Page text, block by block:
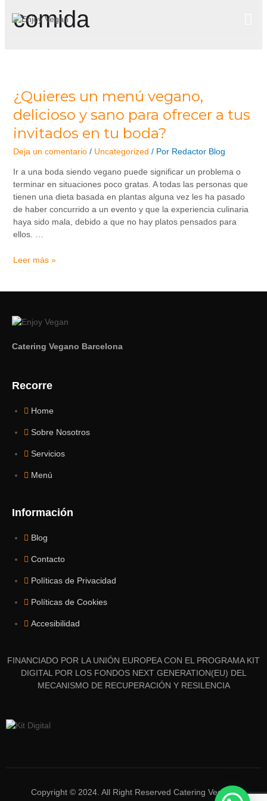
comida
¿Quieres un menú vegano,
delicioso y sano para ofrecer a tus
invitados en tu boda?
Deja un comentario / Uncategorized / Por Redactor Blog
Ir a una boda siendo vegano puede significar un problema o
terminar en situaciones poco gratas. A todas las personas que
tienen una dieta basada en plantas alguna vez les ha pasado
de haber concurrido a un evento y que la experiencia culinaria
haya sido mala, debido a que no hay platos pensados para
ellos. …
Leer más »
Catering Vegano Barcelona
Recorre
Home
Sobre Nosotros
Servicios
Menú
Información
Blog
Contacto
Políticas de Privacidad
Políticas de Cookies
Accesibilidad
FINANCIADO POR LA UNIÓN EUROPEA CON EL PROGRAMA KIT
DIGITAL POR LOS FONDOS NEXT GENERATION(EU) DEL
MECANISMO DE RECUPERACIÓN Y RESILENCIA
Copyright © 2024. All Right Reserved Catering Vegano